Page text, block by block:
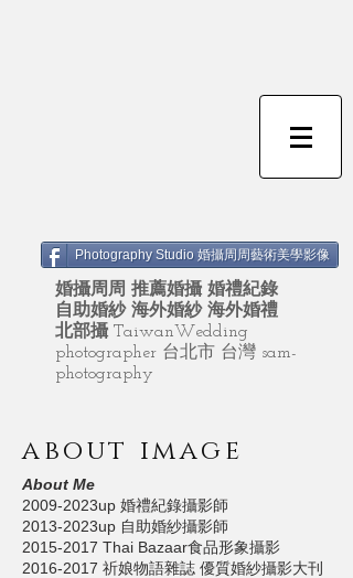
Photography Studio 婚攝周周藝術美學影像
婚攝周周 推薦婚攝 婚禮紀錄
自助婚紗 海外婚紗 海外婚禮
北部攝 TaiwanWedding
photographer 台北市 台灣 sam-
photography
about image
About Me
2009-2023up 婚禮紀錄攝影師
2013-2023up 自助婚紗攝影師
2015-2017 Thai Bazaar食品形象攝影
2016-2017 祈娘物語雜誌 優質婚紗攝影大刊